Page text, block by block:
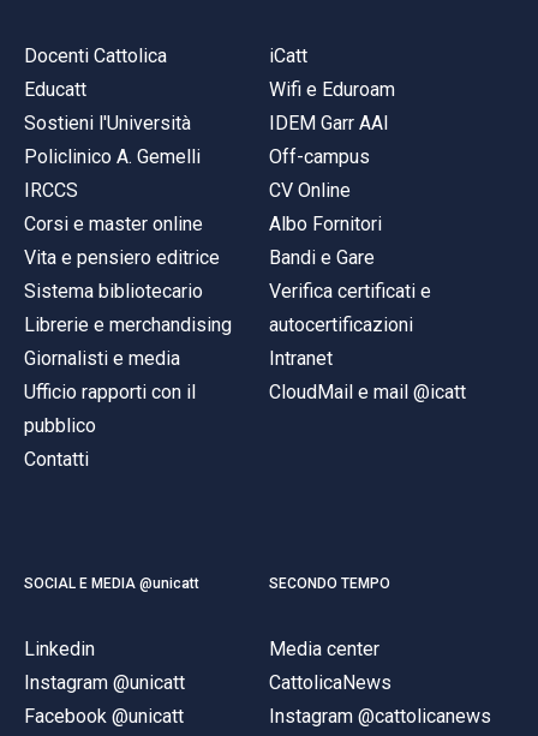
Docenti Cattolica
Educatt
Sostieni l'Università
Policlinico A. Gemelli
IRCCS
Corsi e master online
Vita e pensiero editrice
Sistema bibliotecario
Librerie e merchandising
Giornalisti e media
Ufficio rapporti con il
pubblico
Contatti
iCatt
Wifi e Eduroam
IDEM Garr AAI
Off-campus
CV Online
Albo Fornitori
Bandi e Gare
Verifica certificati e
autocertificazioni
Intranet
CloudMail e mail @icatt
SOCIAL E MEDIA @unicatt
Linkedin
Instagram @unicatt
Facebook @unicatt
SECONDO TEMPO
Media center
CattolicaNews
Instagram @cattolicanews